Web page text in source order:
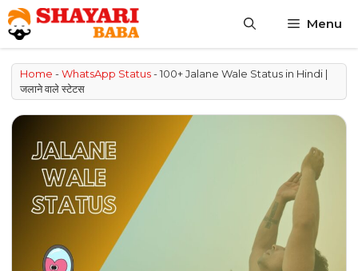
Skip
to
content
Menu
Home -WhatsApp Status-100+ Jalane Wale Status in Hindi |
जलाने वाले स्टेटस